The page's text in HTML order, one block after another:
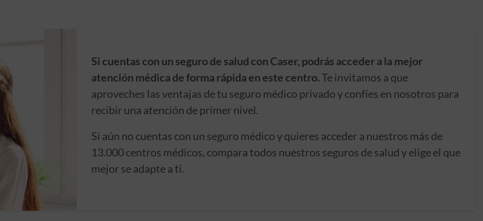
Si cuentas con un seguro de salud con Caser, podrás acceder a la mejor
atención médica de forma rápida en este centro.Te invitamos a que
aproveches las ventajas de tu seguro médico privado y confíes en nosotros para
recibir una atención de primer nivel.
Si aún no cuentas con un seguro médico y quieres acceder a nuestros más de
13.000 centros médicos, compara todos nuestros seguros de salud y elige el que
mejor se adapte a ti.